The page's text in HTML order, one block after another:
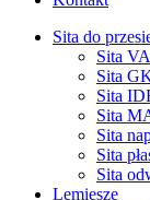
Sita do
Sita
Sita
Sita
Sita
Sita
Sita
Sita
Lemiesze